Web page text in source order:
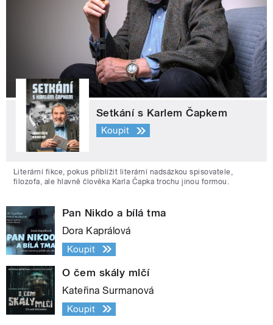
Setkání s Karlem Čapkem
Koupit
Literární fikce, pokus přiblížit literární nadsázkou spisovatele,
filozofa, ale hlavně člověka Karla Čapka trochu jinou formou.
Pan Nikdo a bílá tma
Dora Kaprálová
Koupit
O čem skály mlčí
Kateřina Surmanová
Koupit